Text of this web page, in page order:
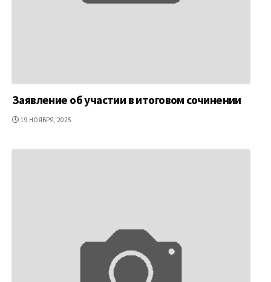
Заявление об участии в итоговом сочинении
ДАТА
19 НОЯБРЯ, 2025